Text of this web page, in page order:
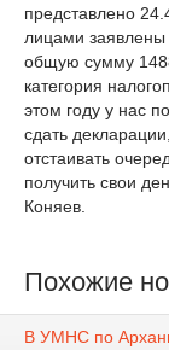
представлено
лицами
общую сумму
категория
этом году у нас
сдать
отстаивать
получить свои
Коняев.
Похожие
В УМНС по